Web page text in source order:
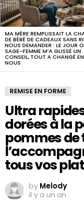
MA MÈRE REMPLISSAIT LA
DE BÉBÉ DE CADEAUX SANS
NOUS DEMANDER : LE JOUR
SAGE-FEMME M’A GLISSÉ UN
CONSEIL, TOUT A CHANGÉ
NOUS
REMISE EN FORME
Ultra
dorées à la
pommes de
tous vos
by Melody
il y a un an